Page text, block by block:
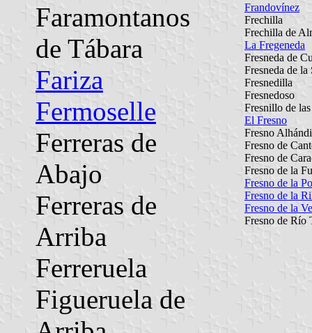
Faramontanos
de Tábara
Fariza
Fermoselle
Ferreras de
Abajo
Ferreras de
Arriba
Ferreruela
Figueruela de
Frandovínez
Frechilla
Frechilla de
La Fregeneda
Fresneda de
Fresneda de
Fresnedilla
Fresnedoso
Fresnillo de
El Fresno
Fresno
Fresno de
Fresno de
Fresno de la
Fresno de la
Fresno de la
Fresno de la
Fresno de Río